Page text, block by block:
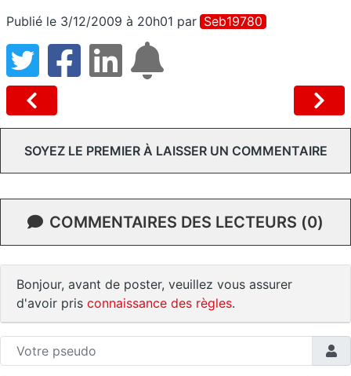
Publié le 3/12/2009 à 20h01 par Seb19780
SOYEZ LE PREMIER À LAISSER UN COMMENTAIRE
COMMENTAIRES DES LECTEURS (0)
Bonjour, avant de poster, veuillez vous assurer
d'avoir pris connaissance des règles.